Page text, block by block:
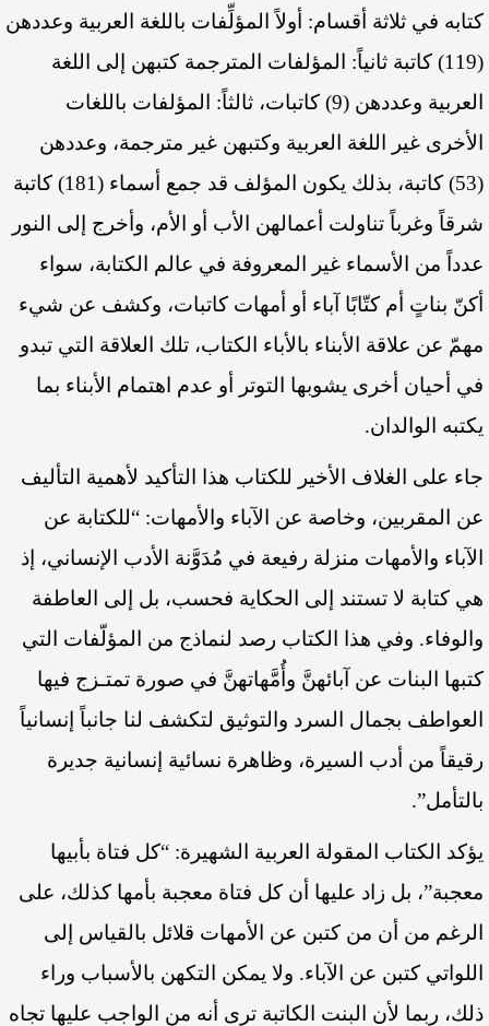
كتابه في ثلاثة أقسام: أولاً المؤلِّفات باللغة العربية وعددهن
(119) كاتبة ثانياً: المؤلفات المترجمة كتبهن إلى اللغة
العربية وعددهن (9) كاتبات، ثالثاً: المؤلفات باللغات
الأخرى غير اللغة العربية وكتبهن غير مترجمة، وعددهن
(53) كاتبة، بذلك يكون المؤلف قد جمع أسماء (181) كاتبة
شرقاً وغرباً تناولت أعمالهن الأب أو الأم، وأخرج إلى النور
عدداً من الأسماء غير المعروفة في عالم الكتابة، سواء
أكنّ بناتٍ أم كتّابًا آباء أو أمهات كاتبات، وكشف عن شيء
مهمّ عن علاقة الأبناء بالأباء الكتاب، تلك العلاقة التي تبدو
في أحيان أخرى يشوبها التوتر أو عدم اهتمام الأبناء بما
يكتبه الوالدان.
جاء على الغلاف الأخير للكتاب هذا التأكيد لأهمية التأليف
عن المقربين، وخاصة عن الآباء والأمهات: “للكتابة عن
الآباء والأمهات منزلة رفيعة في مُدَوَّنة الأدب الإنساني، إذ
هي كتابة لا تستند إلى الحكاية فحسب، بل إلى العاطفة
والوفاء. وفي هذا الكتاب رصد لنماذج من المؤلّفات التي
كتبها البنات عن آبائهنَّ وأُمَّهاتهنَّ في صورة تمتـزج فيها
العواطف بجمال السرد والتوثيق لتكشف لنا جانباً إنسانياً
رقيقاً من أدب السيرة، وظاهرة نسائية إنسانية جديرة
بالتأمل”.
يؤكد الكتاب المقولة العربية الشهيرة: “كل فتاة بأبيها
معجبة”، بل زاد عليها أن كل فتاة معجبة بأمها كذلك، على
الرغم من أن من كتبن عن الأمهات قلائل بالقياس إلى
اللواتي كتبن عن الآباء. ولا يمكن التكهن بالأسباب وراء
ذلك، ربما لأن البنت الكاتبة ترى أنه من الواجب عليها تجاه